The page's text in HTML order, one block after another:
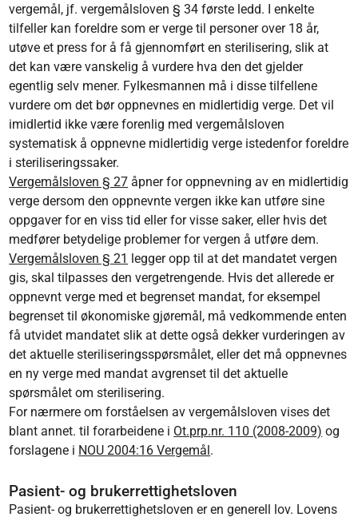
vergemål, jf. vergemålsloven § 34 første ledd. I enkelte
tilfeller kan foreldre som er verge til personer over 18 år,
utøve et press for å få gjennomført en sterilisering, slik at
det kan være vanskelig å vurdere hva den det gjelder
egentlig selv mener. Fylkesmannen må i disse tilfellene
vurdere om det bør oppnevnes en midlertidig verge. Det vil
imidlertid ikke være forenlig med vergemålsloven
systematisk å oppnevne midlertidig verge istedenfor foreldre
i steriliseringssaker.
Vergemålsloven § 27 åpner for oppnevning av en midlertidig
verge dersom den oppnevnte vergen ikke kan utføre sine
oppgaver for en viss tid eller for visse saker, eller hvis det
medfører betydelige problemer for vergen å utføre dem.
Vergemålsloven § 21 legger opp til at det mandatet vergen
gis, skal tilpasses den vergetrengende. Hvis det allerede er
oppnevnt verge med et begrenset mandat, for eksempel
begrenset til økonomiske gjøremål, må vedkommende enten
få utvidet mandatet slik at dette også dekker vurderingen av
det aktuelle steriliseringsspørsmålet, eller det må oppnevnes
en ny verge med mandat avgrenset til det aktuelle
spørsmålet om sterilisering.
For nærmere om forståelsen av vergemålsloven vises det
blant annet. til forarbeidene i Ot.prp.nr. 110 (2008-2009) og
forslagene i NOU 2004:16 Vergemål.
Pasient- og brukerrettighetsloven
Pasient- og brukerrettighetsloven er en generell lov. Lovens